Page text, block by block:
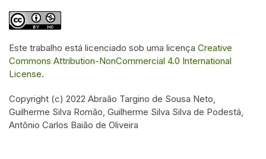
Este trabalho está licenciado sob uma licença Creative
Commons Attribution-NonCommercial 4.0 International
License.
Copyright (c) 2022 Abraão Targino de Sousa Neto,
Guilherme Silva Romão, Guilherme Silva Silva de Podestá,
Antônio Carlos Baião de Oliveira